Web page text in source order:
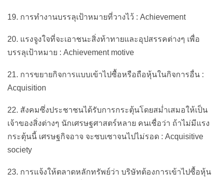
19. การทำงานบรรลุเป้าหมายที่วางไว้ : Achievement
20. แรงจูงใจที่จะเอาชนะสิ่งท้าทายและอุปสรรคต่างๆ เพื่อ
บรรลุเป้าหมาย : Achievement motive
21. การขยายกิจการแบบเข้าไปซื้อหรือถือหุ้นในกิจการอื่น :
Acquisition
22. สังคมซึ่งประชาชนได้รับการกระตุ้นโดยสม่ำเสมอให้เป็น
เจ้าของสิ่งต่างๆ นักเศรษฐศาสตร์หลาย คนเชื่อว่า ถ้าไม่มีแรง
กระตุ้นนี้ เศรษฐกิจอาจ จะซบเซาจนไปไม่รอด : Acquisitive
society
23. การแจ้งให้ตลาดหลักทรัพย์ว่า บริษัทต้องการเข้าไปซื้อหุ้น